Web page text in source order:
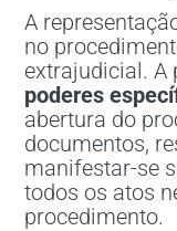
A
no
extrajudicial. A
poderes
abertura do
documentos,
manifestar-se
todos os atos
procedimento.